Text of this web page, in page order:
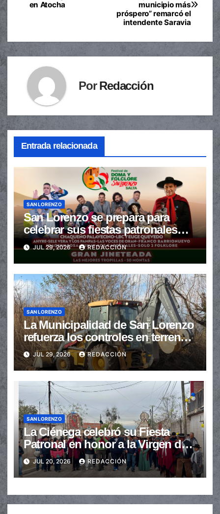
de
municipio más
próspero” remarcó el
intendente Saravia
en Atocha
PorRedacción
Entrada relacionada
SAN LORENZO
San Lorenzo se prepara para
celebrar sus fiestas patronales
con un gran festival de Doma y
Folclore
JUL 29, 2026 REDACCIÓN
SAN LORENZO
La Municipalidad de San Lorenzo
refuerza los controles en terrenos
baldíos para prevenir incendios
JUL 29, 2026 REDACCIÓN
SAN LORENZO
La Ciénega celebró su Fiesta
Patronal en honor a la Virgen del
Carmen
JUL 20, 2026 REDACCIÓN